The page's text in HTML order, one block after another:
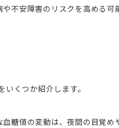
不安障害のリスクを高める可
くつか紹介します。
糖値の変動は、夜間の目覚め